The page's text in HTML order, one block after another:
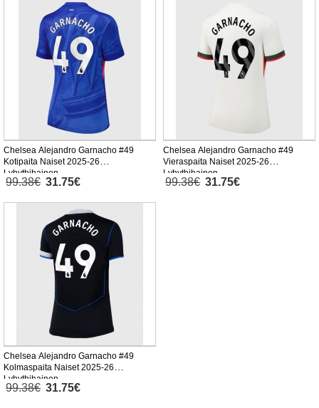
Chelsea Alejandro Garnacho #49
Kotipaita Naiset 2025-26
Lyhythihainen
99.38€ 31.75€
Chelsea Alejandro Garnacho #49
Vieraspaita Naiset 2025-26
Lyhythihainen
99.38€ 31.75€
Chelsea Alejandro Garnacho #49
Kolmaspaita Naiset 2025-26
Lyhythihainen
99.38€ 31.75€